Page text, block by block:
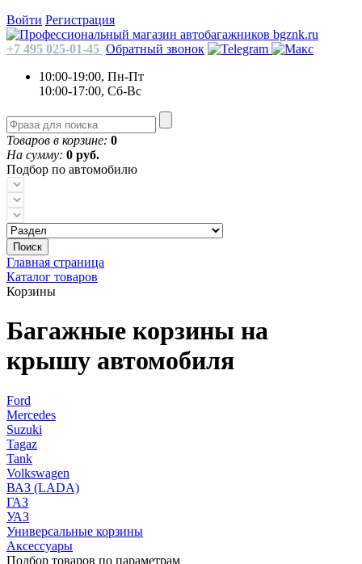
Войти Регистрация
+7 495 025-01-45 Обратный звонок
10:00-19:00, Пн-Пт
10:00-17:00, Сб-Вс
Товаров в корзине: 0
На сумму: 0 руб.
Подбор по автомобилю
Поиск
Главная страница
Каталог товаров
Корзины
Багажные корзины на
крышу автомобиля
Ford
Mercedes
Suzuki
Tagaz
Tank
Volkswagen
ВАЗ (LADA)
ГАЗ
УАЗ
Универсальные корзины
Аксессуары
Подбор товаров по параметрам